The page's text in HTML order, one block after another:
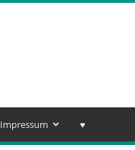
Impressum ♥️